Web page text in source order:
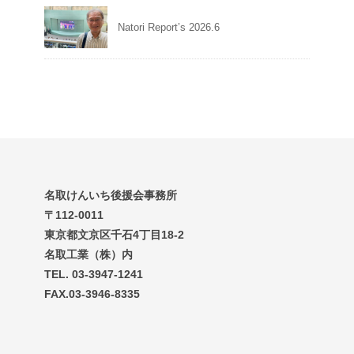
Natori Report’s 2026.6
名取けんいち後援会事務所
〒112-0011
東京都文京区千石4丁目18-2
名取工業（株）内
TEL. 03-3947-1241
FAX.03-3946-8335